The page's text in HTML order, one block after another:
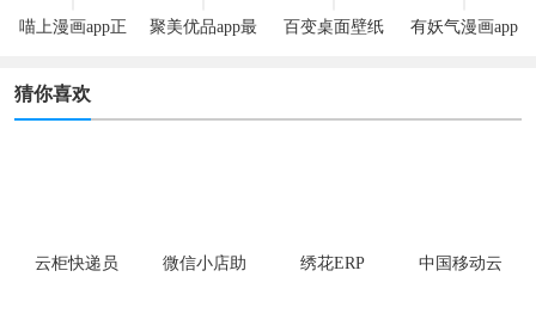
喵上漫画app正
聚美优品app最
百变桌面壁纸
有妖气漫画app
猜你喜欢
云柜快递员
微信小店助
绣花ERP
中国移动云